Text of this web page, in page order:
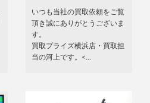
いつも当社の買取依頼をご覧
頂き誠にありがとうございま
す。
買取プライズ横浜店・買取担
当の河上です。<…